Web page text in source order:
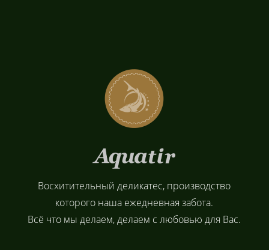
Восхитительный деликатес, производство
которого наша ежедневная забота.
Всё что мы делаем, делаем с любовью для Вас.